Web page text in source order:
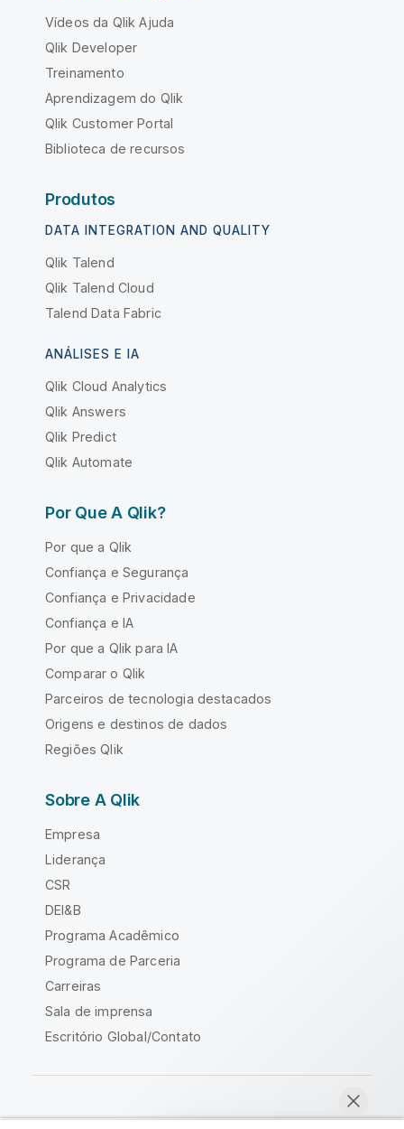
Vídeos da Qlik Ajuda
Qlik Developer
Treinamento
Aprendizagem do Qlik
Qlik Customer Portal
Biblioteca de recursos
Produtos
DATA INTEGRATION AND QUALITY
Qlik Talend
Qlik Talend Cloud
Talend Data Fabric
ANÁLISES E IA
Qlik Cloud Analytics
Qlik Answers
Qlik Predict
Qlik Automate
Por Que A Qlik?
Por que a Qlik
Confiança e Segurança
Confiança e Privacidade
Confiança e IA
Por que a Qlik para IA
Comparar o Qlik
Parceiros de tecnologia destacados
Origens e destinos de dados
Regiões Qlik
Sobre A Qlik
Empresa
Liderança
CSR
DEI&B
Programa Acadêmico
Programa de Parceria
Carreiras
Sala de imprensa
Escritório Global/Contato